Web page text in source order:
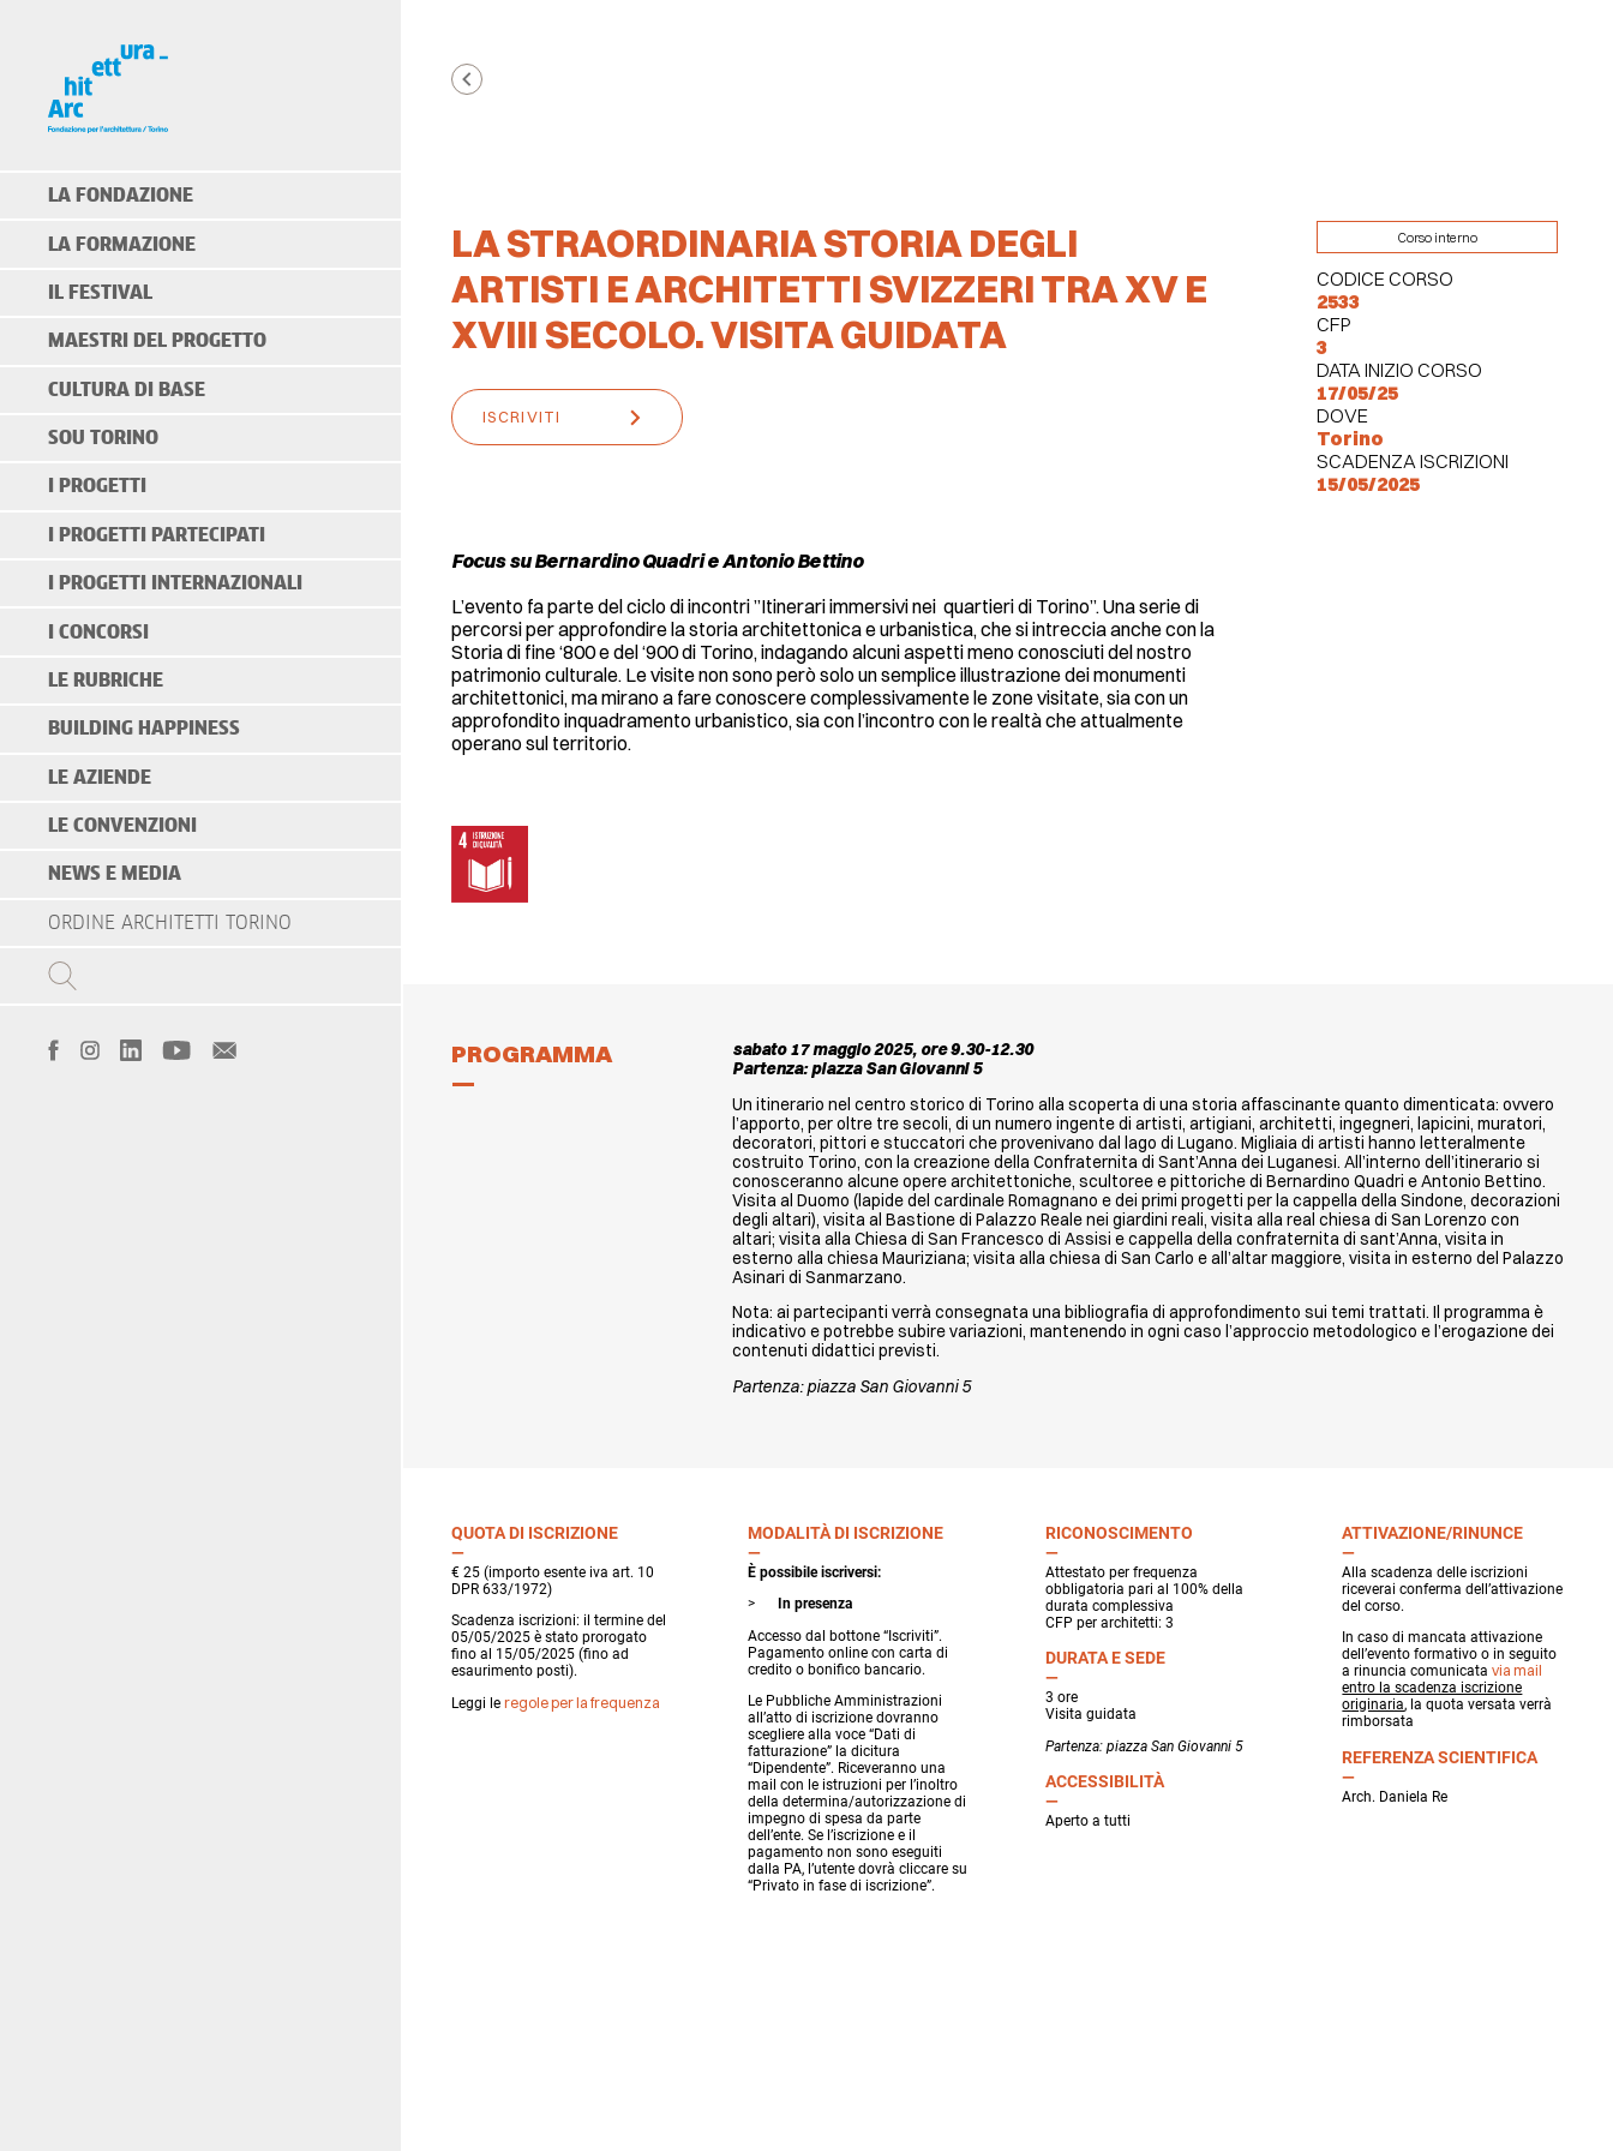
LA FONDAZIONE
LA FORMAZIONE
IL FESTIVAL
MAESTRI DEL PROGETTO
CULTURA DI BASE
SOU TORINO
I PROGETTI
I PROGETTI PARTECIPATI
I PROGETTI INTERNAZIONALI
I CONCORSI
LE RUBRICHE
BUILDING HAPPINESS
LE AZIENDE
LE CONVENZIONI
NEWS E MEDIA
ORDINE ARCHITETTI TORINO
LA STRAORDINARIA STORIA DEGLI
ARTISTI E ARCHITETTI SVIZZERI TRA XV E
XVIII SECOLO. VISITA GUIDATA
ISCRIVITI
Focus su Bernardino Quadri e Antonio Bettino
L’evento fa parte del ciclo di incontri ”Itinerari immersivi nei quartieri di Torino”. Una serie di
percorsi per approfondire la storia architettonica e urbanistica, che si intreccia anche con la
Storia di fine ‘800 e del ‘900 di Torino, indagando alcuni aspetti meno conosciuti del nostro
patrimonio culturale. Le visite non sono però solo un semplice illustrazione dei monumenti
architettonici, ma mirano a fare conoscere complessivamente le zone visitate, sia con un
approfondito inquadramento urbanistico, sia con l’incontro con le realtà che attualmente
operano sul territorio.
Corso interno
CODICE CORSO
2533
CFP
3
DATA INIZIO CORSO
17/05/25
DOVE
Torino
SCADENZA ISCRIZIONI
15/05/2025
PROGRAMMA
sabato 17 maggio 2025, ore 9.30-12.30
Partenza: piazza San Giovanni 5
Un itinerario nel centro storico di Torino alla scoperta di una storia affascinante quanto dimenticata: ovvero
l’apporto, per oltre tre secoli, di un numero ingente di artisti, artigiani, architetti, ingegneri, lapicini, muratori,
decoratori, pittori e stuccatori che provenivano dal lago di Lugano. Migliaia di artisti hanno letteralmente
costruito Torino, con la creazione della Confraternita di Sant’Anna dei Luganesi. All’interno dell’itinerario si
conosceranno alcune opere architettoniche, scultoree e pittoriche di Bernardino Quadri e Antonio Bettino.
Visita al Duomo (lapide del cardinale Romagnano e dei primi progetti per la cappella della Sindone, decorazioni
degli altari), visita al Bastione di Palazzo Reale nei giardini reali, visita alla real chiesa di San Lorenzo con
altari; visita alla Chiesa di San Francesco di Assisi e cappella della confraternita di sant’Anna, visita in
esterno alla chiesa Mauriziana; visita alla chiesa di San Carlo e all’altar maggiore, visita in esterno del Palazzo
Asinari di Sanmarzano.
Nota: ai partecipanti verrà consegnata una bibliografia di approfondimento sui temi trattati. Il programma è
indicativo e potrebbe subire variazioni, mantenendo in ogni caso l’approccio metodologico e l’erogazione dei
contenuti didattici previsti.
Partenza: piazza San Giovanni 5
QUOTA DI ISCRIZIONE
€ 25 (importo esente iva art. 10
DPR 633/1972)
Scadenza iscrizioni: il termine del
05/05/2025 è stato prorogato
fino al 15/05/2025 (fino ad
esaurimento posti).
Leggi le regole per la frequenza
MODALITÀ DI ISCRIZIONE
È possibile iscriversi:
In presenza
Accesso dal bottone “Iscriviti”.
Pagamento online con carta di
credito o bonifico bancario.
Le Pubbliche Amministrazioni
all’atto di iscrizione dovranno
scegliere alla voce “Dati di
fatturazione” la dicitura
“Dipendente”. Riceveranno una
mail con le istruzioni per l’inoltro
della determina/autorizzazione di
impegno di spesa da parte
dell’ente. Se l’iscrizione e il
pagamento non sono eseguiti
dalla PA, l’utente dovrà cliccare su
“Privato in fase di iscrizione”.
RICONOSCIMENTO
Attestato per frequenza
obbligatoria pari al 100% della
durata complessiva
CFP per architetti: 3
DURATA E SEDE
3 ore
Visita guidata
Partenza: piazza San Giovanni 5
ACCESSIBILITÀ
Aperto a tutti
ATTIVAZIONE/RINUNCE
Alla scadenza delle iscrizioni
riceverai conferma dell’attivazione
del corso.
In caso di mancata attivazione
dell’evento formativo o in seguito
a rinuncia comunicatavia mail
entro la scadenza iscrizione
originaria, la quota versata verrà
rimborsata
REFERENZA SCIENTIFICA
Arch. Daniela Re